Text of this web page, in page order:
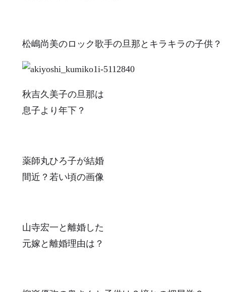
松嶋尚美のロック歌手の旦那とキラキラの子供？
秋吉久美子の旦那は
息子より年下？
薬師丸ひろ子が結婚
間近？若い頃の画像
山寺宏一と離婚した
元嫁と離婚理由は？